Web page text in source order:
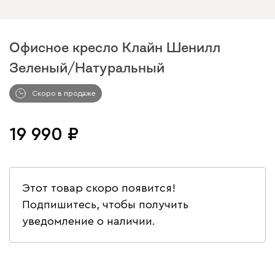
Офисное кресло Клайн Шенилл
Зеленый/Натуральный
Арт. 300075
Скоро в продаже
19 990
Этот товар скоро появится!
Подпишитесь, чтобы получить
уведомление о наличии.